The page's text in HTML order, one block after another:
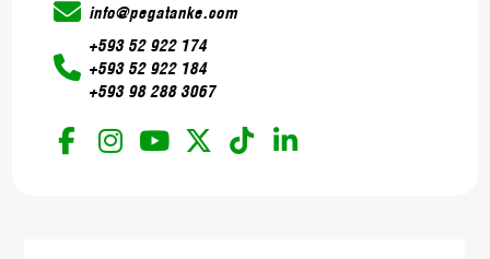
info@pegatanke.com
+593 52 922 174
+593 52 922 184
+593 98 288 3067